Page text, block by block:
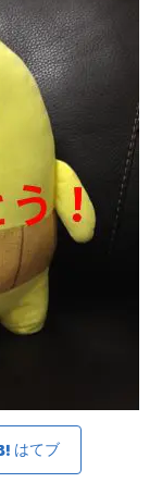
はてブ